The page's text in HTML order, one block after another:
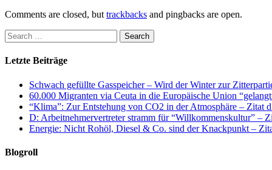
Comments are closed, but trackbacks and pingbacks are open.
Letzte Beiträge
Schwach gefüllte Gasspeicher – Wird der Winter zur
60.000 Migranten via Ceuta in die Europäische Union
“Klima”: Zur Entstehung von CO2 in der Atmosphäre – Zitat
D: Arbeitnehmervertreter stramm für “Willkommenskultur” –
Energie: Nicht Rohöl, Diesel & Co. sind der Knackpunkt –
Blogroll